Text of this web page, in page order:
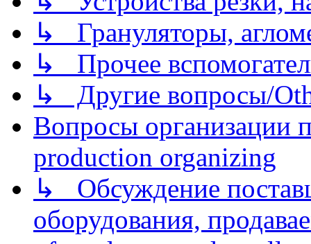
↳ Грануляторы,
↳ Прочее
↳ Другие вопросы/
Вопросы организации
production organizing
↳ Обсуждение
оборудования,